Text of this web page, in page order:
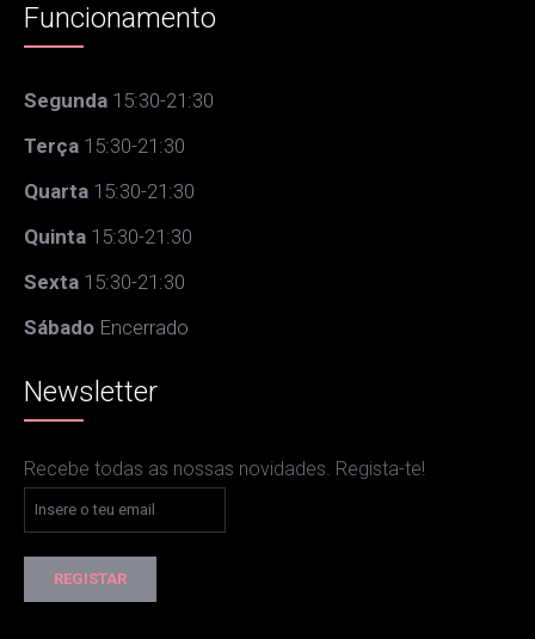
Funcionamento
Segunda 15:30-21:30
Terça 15:30-21:30
Quarta 15:30-21:30
Quinta 15:30-21:30
Sexta 15:30-21:30
Sábado Encerrado
Newsletter
Recebe todas as nossas novidades. Regista-te!